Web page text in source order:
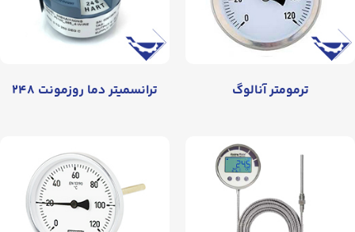
ترمومتر آنالوگ ترانسمیتر دما روزمونت ۲۴۸